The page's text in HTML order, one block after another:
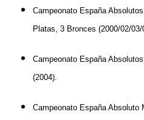
Campeonato España
Platas, 3 Bronces (2000/02/03/
Campeonato España
(2004).
Campeonato España Absoluto